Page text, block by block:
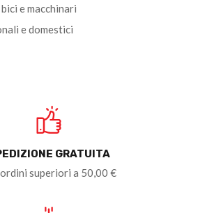
e macchinari
e domestici
GRATUITA
superiori a 50,00 €